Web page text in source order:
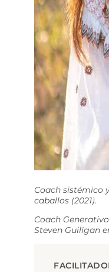
Coach sistémico
caballos (2021).
Coach
Steven Guiligan